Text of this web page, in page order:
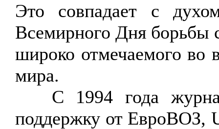
Это совпадает с
Всемирного Дня
широко отмечаемого во
мира.
С 1994 года
поддержку от ЕвроВОЗ,